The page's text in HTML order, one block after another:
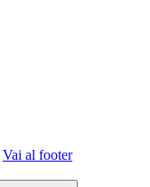
Vai al footer